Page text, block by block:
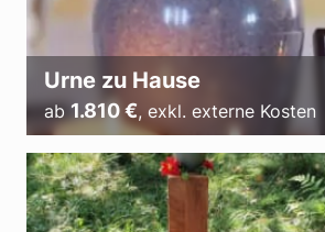
Urne zu Hause
ab 1.810€, exkl. externe Kosten